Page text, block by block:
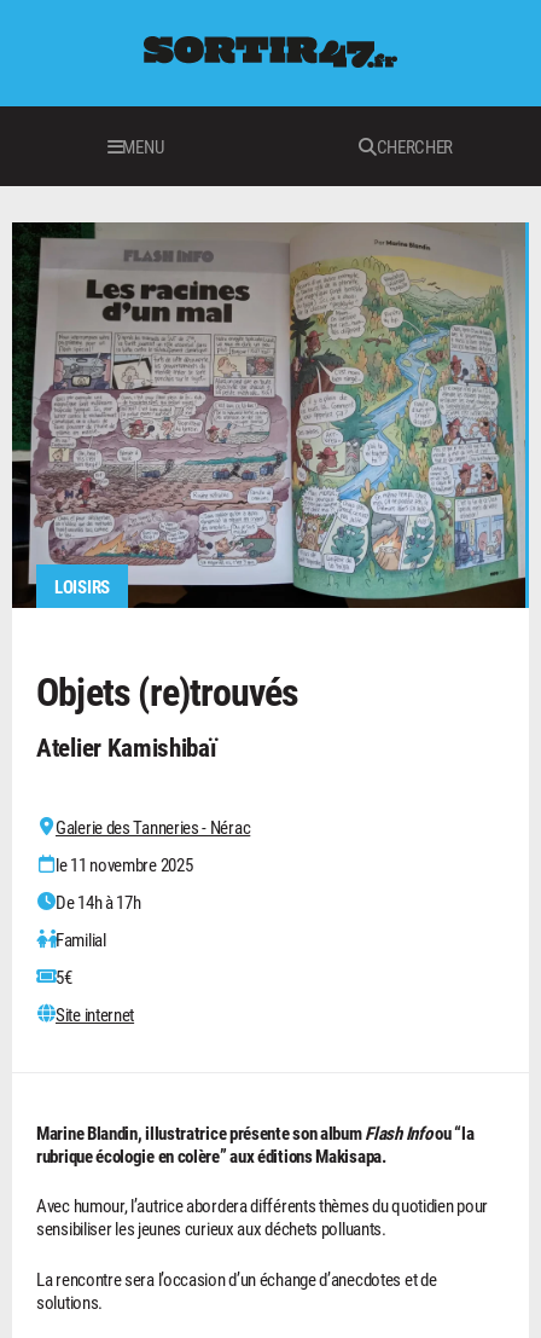
MENU CHERCHER
LOISIRS
Objets (re)trouvés
Atelier Kamishibaï
Galerie des Tanneries - Nérac
le 11 novembre 2025
De 14h à 17h
Familial
5€
Site internet
Marine Blandin, illustratrice présente son albumFlash Infoou “la
rubrique écologie en colère” aux éditions Makisapa.
Avec humour, l’autrice abordera différents thèmes du quotidien pour
sensibiliser les jeunes curieux aux déchets polluants.
La rencontre sera l’occasion d’un échange d’anecdotes et de
solutions.